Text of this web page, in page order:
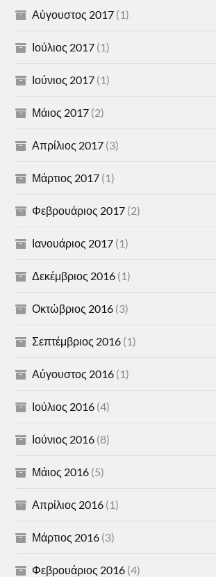
Αύγουστος 2017 (1)
Ιούλιος 2017 (1)
Ιούνιος 2017 (1)
Μάιος 2017 (2)
Απρίλιος 2017 (3)
Μάρτιος 2017 (1)
Φεβρουάριος 2017 (2)
Ιανουάριος 2017 (1)
Δεκέμβριος 2016 (1)
Οκτώβριος 2016 (3)
Σεπτέμβριος 2016 (1)
Αύγουστος 2016 (1)
Ιούλιος 2016 (4)
Ιούνιος 2016 (8)
Μάιος 2016 (5)
Απρίλιος 2016 (1)
Μάρτιος 2016 (3)
Φεβρουάριος 2016 (4)